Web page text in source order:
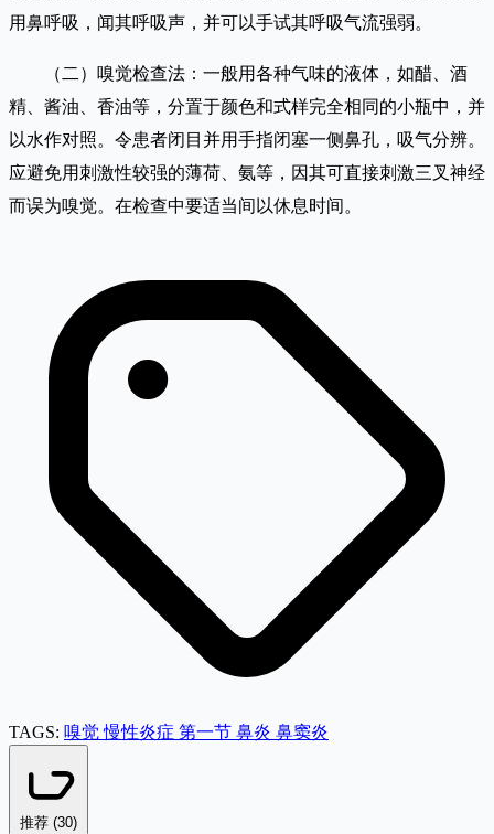
用鼻呼吸，闻其呼吸声，并可以手试其呼吸气流强弱。
（二）嗅觉检查法：一般用各种气味的液体，如醋、酒
精、酱油、香油等，分置于颜色和式样完全相同的小瓶中，并
以水作对照。令患者闭目并用手指闭塞一侧鼻孔，吸气分辨。
应避免用刺激性较强的薄荷、氨等，因其可直接刺激三叉神经
而误为嗅觉。在检查中要适当间以休息时间。
TAGS: 嗅觉慢性炎症 第一节 鼻炎 鼻窦炎
推荐 (30)